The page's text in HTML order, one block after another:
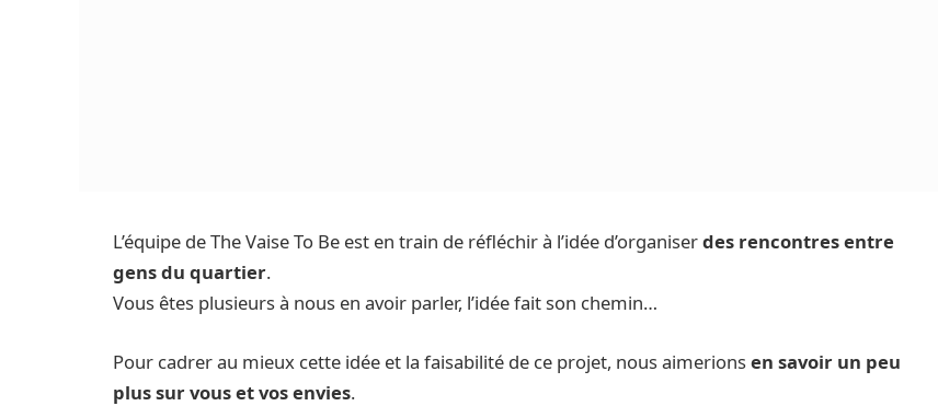
L’équipe de The Vaise To Be est en train de réfléchir à l’idée d’organiserdes rencontres entre
gens du quartier.
Vous êtes plusieurs à nous en avoir parler, l’idée fait son chemin…
Pour cadrer au mieux cette idée et la faisabilité de ce projet, nous aimerionsen savoir un peu
plus sur vous et vos envies.